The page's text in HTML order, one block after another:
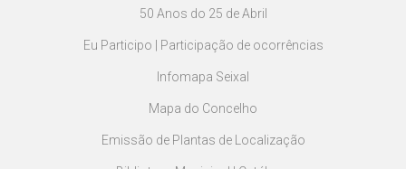
50 Anos do 25 de Abril
Eu Participo | Participação de ocorrências
Infomapa Seixal
Mapa do Concelho
Emissão de Plantas de Localização